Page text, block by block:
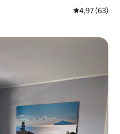
Évaluation
4,97 (63)